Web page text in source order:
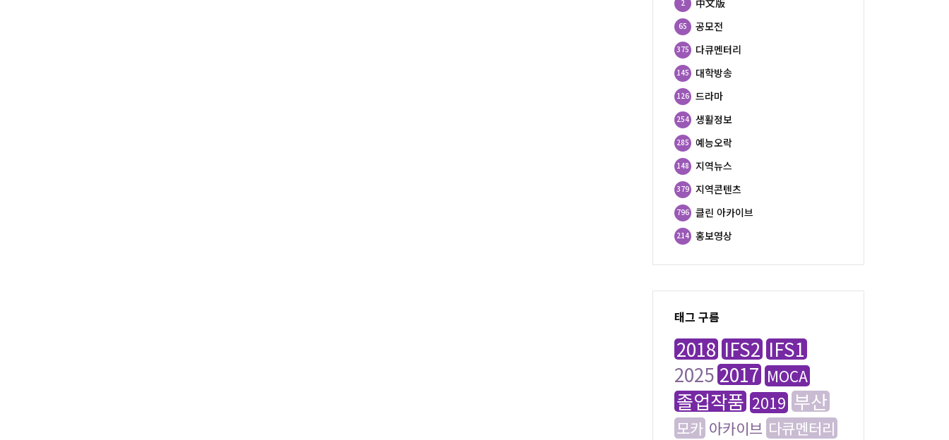
中文版
2
공모전
65
다큐멘터리
375
대학방송
145
드라마
126
생활정보
254
예능오락
285
지역뉴스
148
지역콘텐츠
379
클린 아카이브
796
홍보영상
214
태그 구름
2018 IFS2 IFS1
2025 2017 MOCA
졸업작품 2019 부산
모카 아카이브 다큐멘터리